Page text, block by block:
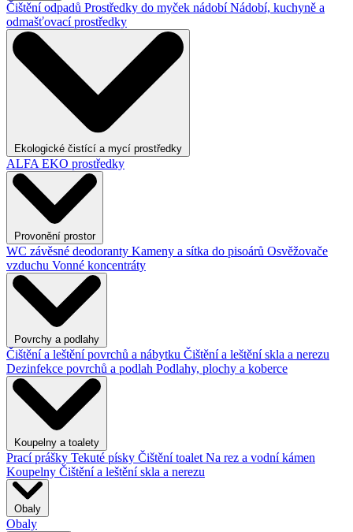
Čištění odpadů Prostředky do myček nádobíNádobí, kuchyně a
odmašťovací prostředky
Ekologické čistící a mycí prostředky
ALFA EKO prostředky
Provonění prostor
WC závěsné deodoranty Kameny a sítka do pisoárů Osvěžovače
vzduchu Vonné koncentráty
Povrchy a podlahy
Čištění a leštění povrchů a nábytku Čištění a leštění skla a nerezu
Dezinfekce povrchů a podlah Podlahy, plochy a koberce
Koupelny a toalety
Prací prášky Tekuté písky Čištění toalet Na rez a vodní kámen
Koupelny Čištění a leštění skla a nerezu
Obaly
Obaly